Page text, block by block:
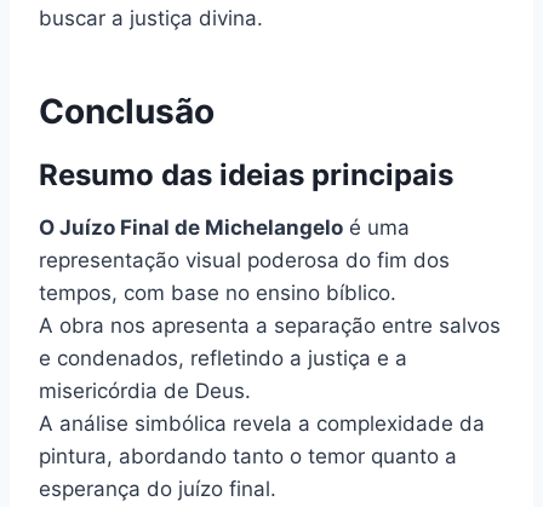
buscar a justiça divina.
Conclusão
Resumo das ideias principais
O Juízo Final de Michelangelo é uma
representação visual poderosa do fim dos
tempos, com base no ensino bíblico.
A obra nos apresenta a separação entre salvos
e condenados, refletindo a justiça e a
misericórdia de Deus.
A análise simbólica revela a complexidade da
pintura, abordando tanto o temor quanto a
esperança do juízo final.